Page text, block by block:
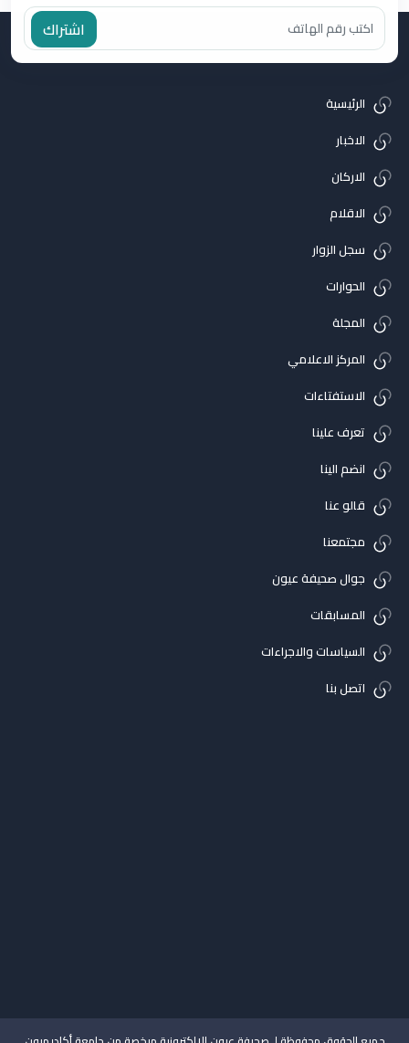
اشتراك
الرئيسية
الاخبار
الاركان
الاقلام
سجل الزوار
الحوارات
المجلة
المركز الاعلامي
الاستفتاءات
تعرف علينا
انضم الينا
قالو عنا
مجتمعنا
جوال صحيفة عيون
المسابقات
السياسات والاجراءات
اتصل بنا